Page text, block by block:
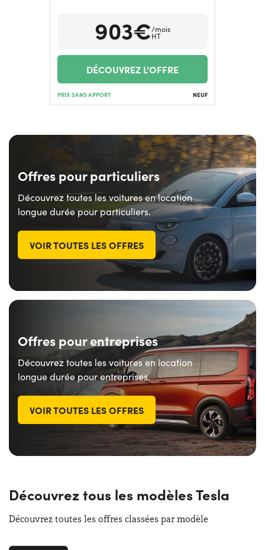
903€/mois
HT
DÉCOUVREZ L’OFFRE
PRIX SANS APPORT NEUF
Offres pour particuliers
Découvrez toutes les voitures en location
longue durée pour particuliers.
VOIR TOUTES LES OFFRES
Offres pour entreprises
Découvrez toutes les voitures en location
longue durée pour entreprises.
VOIR TOUTES LES OFFRES
Découvrez tous les modèles Tesla
Découvrez toutes les offres classées par modèle